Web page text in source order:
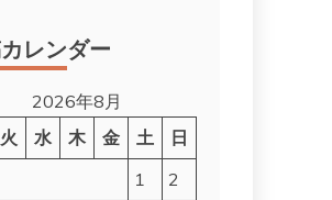
レンダー
2026年8月
火 水 木 金 土
日
1
2